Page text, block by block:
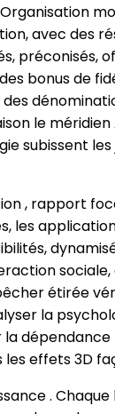
avec des
bonus de
le
subissent
, rapport
les
étirée
la
effets 3D
.